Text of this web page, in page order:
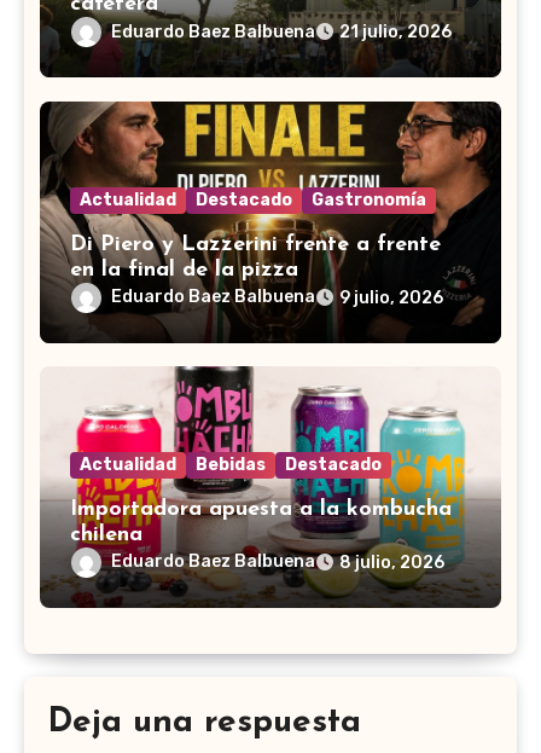
cafetera
Eduardo Baez Balbuena 21 julio, 2026
Actualidad Destacado Gastronomía
Di Piero y Lazzerini frente a frente
en la final de la pizza
Eduardo Baez Balbuena 9 julio, 2026
Actualidad Bebidas Destacado
Importadora apuesta a la kombucha
chilena
Eduardo Baez Balbuena 8 julio, 2026
Deja una respuesta